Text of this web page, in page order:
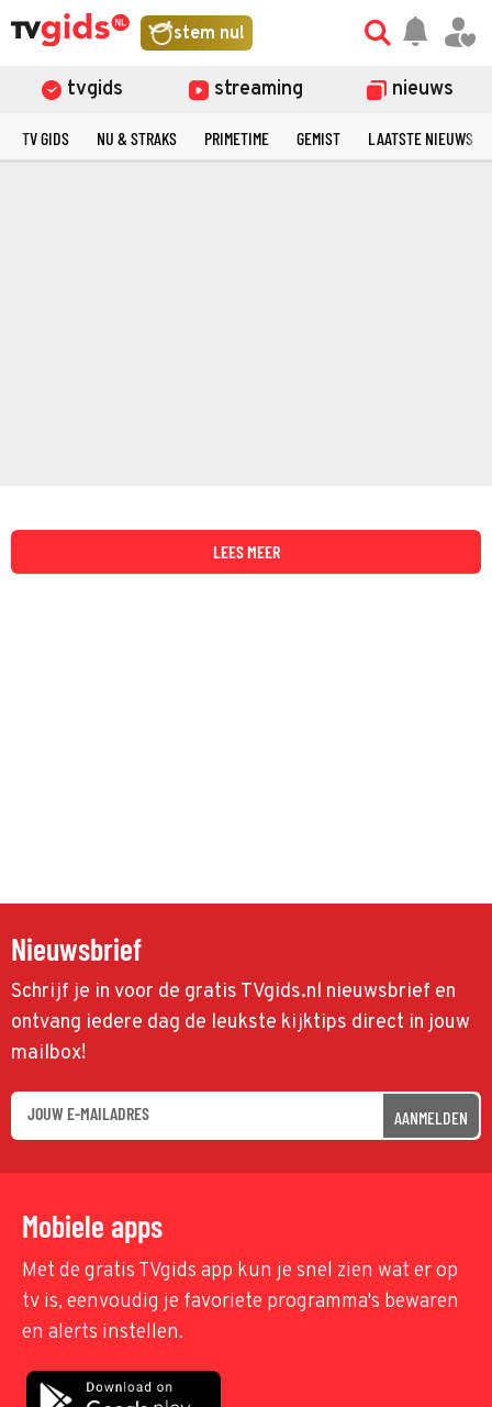
stem nu!
tvgids streaming nieuws
TV GIDS NU & STRAKS PRIMETIME GEMIST LAATSTE NIEUWS
LEES MEER
Nieuwsbrief
Schrijf je in voor de gratis TVgids.nl nieuwsbrief en
ontvang iedere dag de leukste kijktips direct in jouw
mailbox!
AANMELDEN
Mobiele apps
Met de gratis TVgids app kun je snel zien wat er op
tv is, eenvoudig je favoriete programma's bewaren
en alerts instellen.